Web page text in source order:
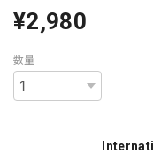
¥2,980
数量